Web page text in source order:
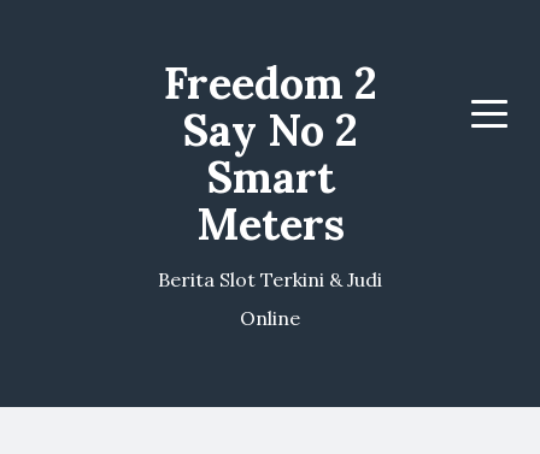
Freedom 2
Say No 2
Smart
Meters
Berita Slot Terkini & Judi
Online
Menu